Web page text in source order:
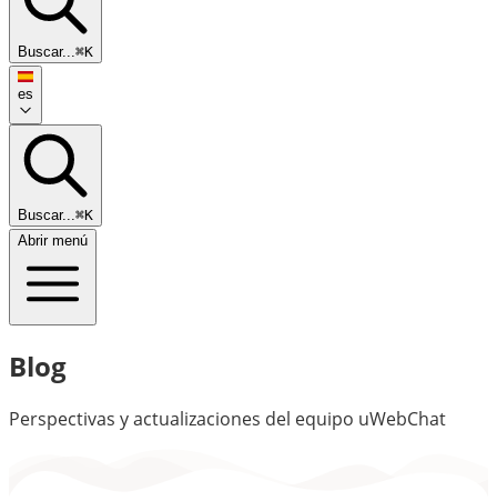
Buscar...⌘K
es
Buscar...⌘K
Abrir menú
Blog
Perspectivas y actualizaciones del equipo uWebChat